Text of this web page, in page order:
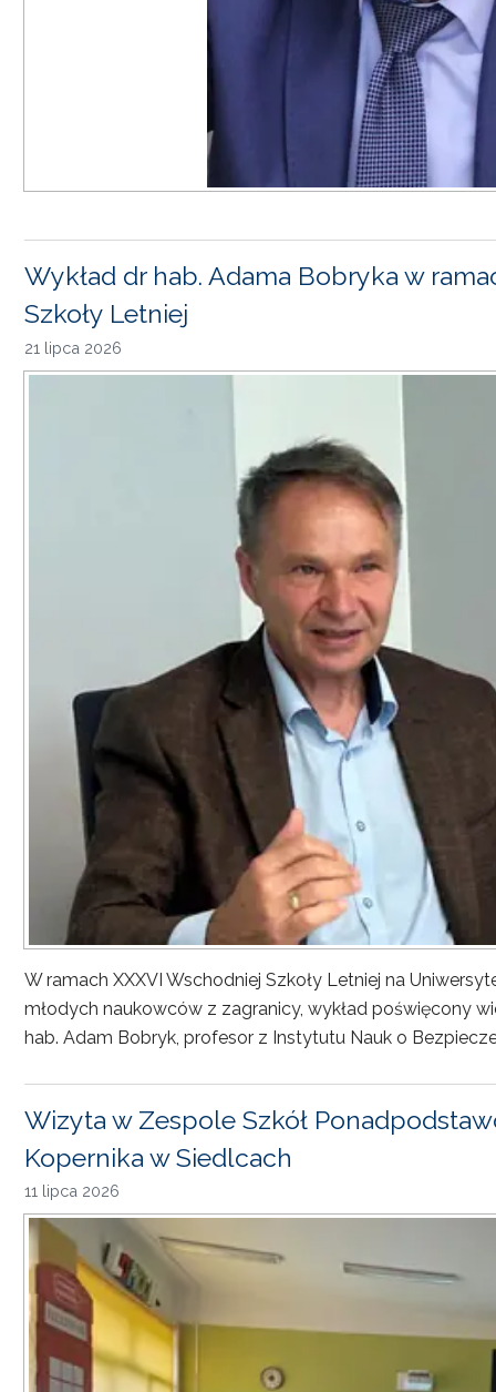
Wykład dr hab. Adama Bobryka w
Szkoły Letniej
21 lipca 2026
W ramach XXXVI Wschodniej Szkoły Letniej na
młodych naukowców z zagranicy, wykład poświęcony
hab. Adam Bobryk, profesor z Instytutu Nauk o
Wizyta w Zespole Szkół
Kopernika w Siedlcach
11 lipca 2026